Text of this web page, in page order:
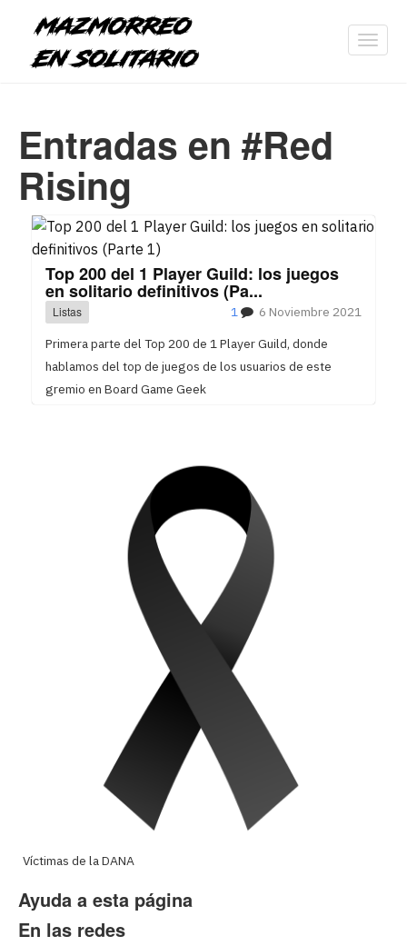
Entradas en #Red
Rising
Top 200 del 1 Player Guild: los juegos
en solitario definitivos (Pa...
Listas 6 Noviembre 2021
1
Primera parte del Top 200 de 1 Player Guild, donde
hablamos del top de juegos de los usuarios de este
gremio en Board Game Geek
Víctimas de la DANA
Ayuda a esta página
En las redes